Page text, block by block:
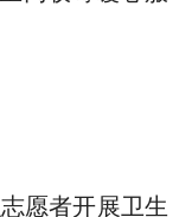
愿者开展卫生